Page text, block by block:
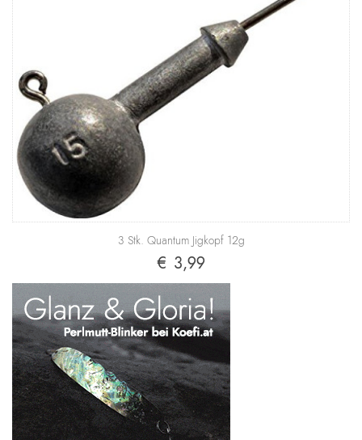
3 Stk. Quantum Jigkopf 12g
€ 3,99